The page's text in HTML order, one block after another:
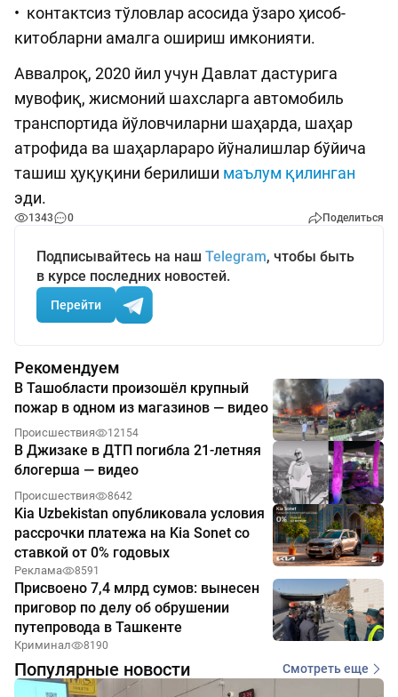
• контактсиз тўловлар асосида ўзаро ҳисоб-
китобларни амалга ошириш имконияти.
Аввалроқ, 2020 йил учун Давлат дастурига
мувофиқ, жисмоний шахсларга автомобиль
транспортида йўловчиларни шаҳарда, шаҳар
атрофида ва шаҳарлараро йўналишлар бўйича
ташиш ҳуқуқини берилиши маълум қилинган
эди.
1343 0 Поделиться
Подписывайтесь на наш Telegram, чтобы быть
в курсе последних новостей.
Перейти
Рекомендуем
В Ташобласти произошёл крупный
пожар в одном из магазинов — видео
Происшествия 12154
В Джизаке в ДТП погибла 21-летняя
блогерша — видео
Происшествия 8642
Kia Uzbekistan опубликовала условия
рассрочки платежа на Kia Sonet со
ставкой от 0% годовых
Реклама 8591
Присвоено 7,4 млрд сумов: вынесен
приговор по делу об обрушении
путепровода в Ташкенте
Криминал 8190
Популярные новости Смотреть еще